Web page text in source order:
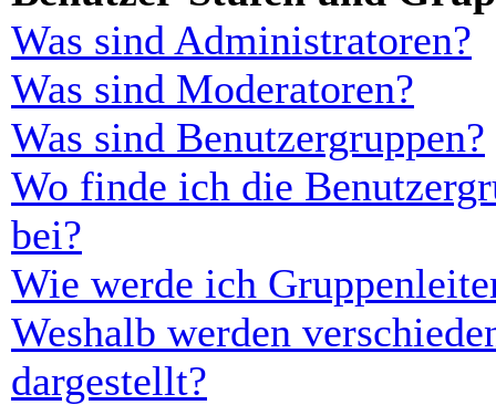
Was sind Administratoren?
Was sind Moderatoren?
Was sind Benutzergruppen?
Wo finde ich die
bei?
Wie werde ich
Weshalb werden
dargestellt?